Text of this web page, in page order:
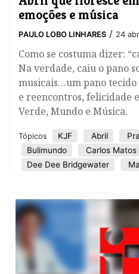
emoções e música
PAULO LOBO LINHARES / 24
Como se costuma dizer:
Na verdade, caiu o pano
musicais…um pano tecido
e reencontros, felicidade
Verde, Mundo e Música.
Tópicos KJF Abril
Bulimundo
Carlos Matos
Dee Dee Bridgewater